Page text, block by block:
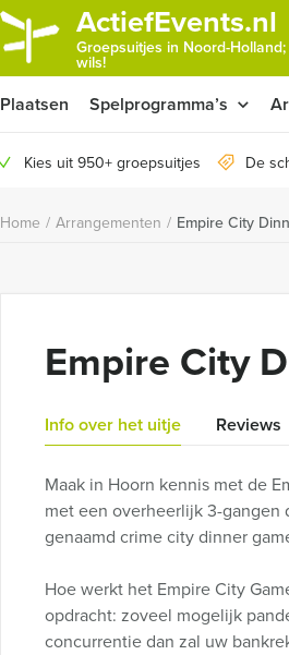
ActiefEvents.nl
Groepsuitjes in Noord-
wils!
Plaatsen Spelprogramma’s
Kies uit 950+ groepsuitjes De
Home / Arrangementen / Empire City
Empire City
Info over het uitje Reviews
Maak in Hoorn kennis met de
met een overheerlijk 3-gangen
genaamd crime city dinner
Hoe werkt het Empire City
opdracht: zoveel mogelijk
concurrentie dan zal uw